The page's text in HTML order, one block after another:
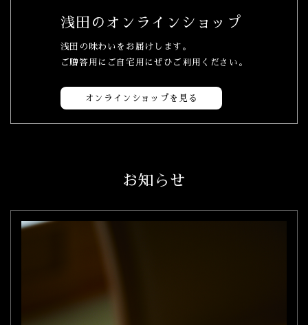
浅田のオンラインショップ
浅田の味わいをお届けします。
ご贈答用にご自宅用にぜひご利用ください。
オンラインショップを見る
お知らせ